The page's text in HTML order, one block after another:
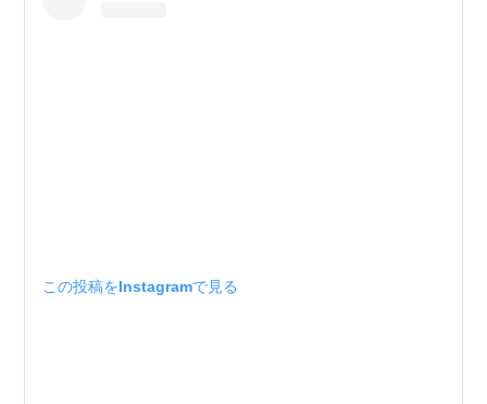
この投稿をInstagramで見る